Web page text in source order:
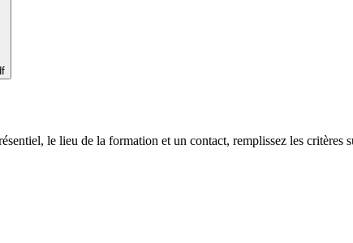
le lieu de la formation et un contact, remplissez les critères